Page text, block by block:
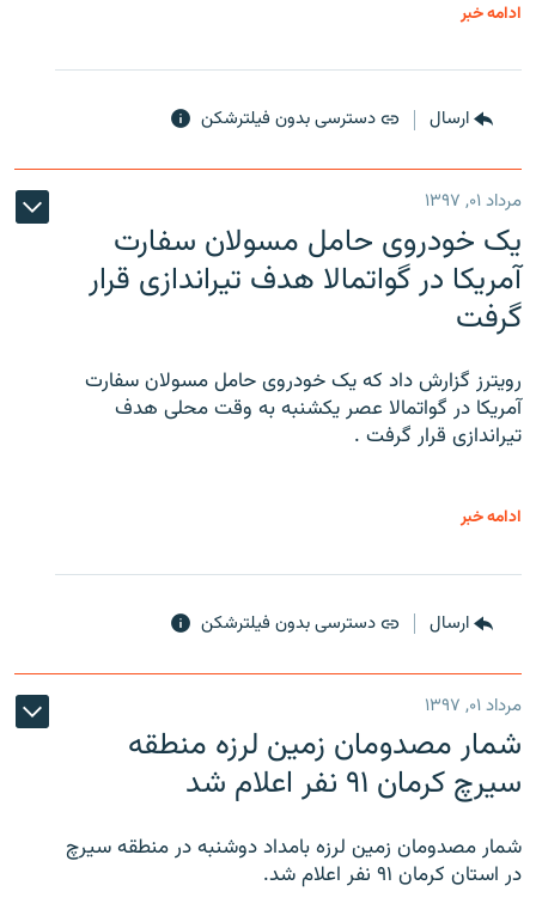
ادامه خبر
ارسال دسترسی بدون فیلترشکن
مرداد ۰۱, ۱۳۹۷
یک خودروی حامل مسولان سفارت
آمریکا در گواتمالا هدف تیراندازی قرار
گرفت
رویترز گزارش داد که یک خودروی حامل مسولان سفارت
آمریکا در گواتمالا عصر یکشنبه به وقت محلی هدف
تیراندازی قرار گرفت .
ادامه خبر
ارسال دسترسی بدون فیلترشکن
مرداد ۰۱, ۱۳۹۷
شمار مصدومان زمین لرزه منطقه
سیرچ کرمان ۹۱ نفر اعلام شد
شمار مصدومان زمین لرزه بامداد دوشنبه در منطقه سیرچ
در استان کرمان ۹۱ نفر اعلام شد.